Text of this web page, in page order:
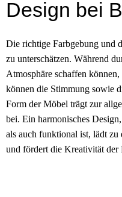
Design bei
Die richtige Farbgebung und
zu unterschätzen. Während
Atmosphäre schaffen
können die Stimmung sowie
Form der Möbel trägt zur
bei. Ein harmonisches
als auch funktional ist, lädt
und fördert die Kreativität der